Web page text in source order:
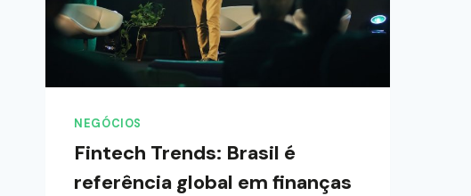
NEGÓCIOS
Fintech Trends: Brasil é
referência global em finanças